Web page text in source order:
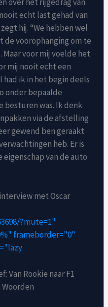
echt last gehad van
hij. “We hebben wel
voorophanging om te
voor mij voelde het
mij nooit echt een
ik in het begin deels
onder bepaalde
besturen was. Ik denk
via de afstelling
gewend ben geraakt
heb. Er is
van de auto
met Oscar
?mute=1"
frameborder="0"
Van Rookie naar F1